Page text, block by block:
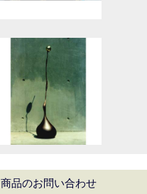
商品のお問い合わせ